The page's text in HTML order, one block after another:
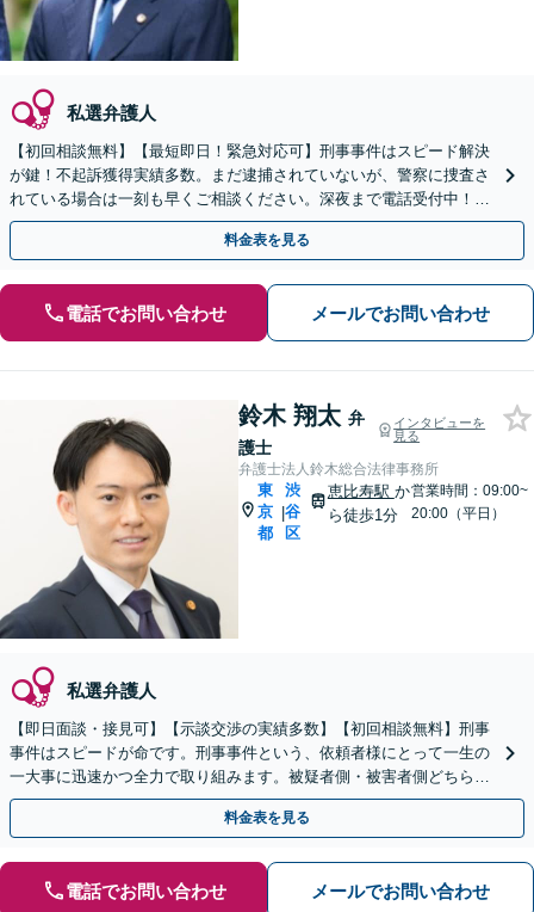
私選弁護人
【初回相談無料】【最短即日！緊急対応可】刑事事件はスピード解決
が鍵！不起訴獲得実績多数。まだ逮捕されていないが、警察に捜査さ
れている場合は一刻も早くご相談ください。深夜まで電話受付中！痴
漢／盗撮／のぞき／その他性犯罪など
料金表を見る
電話でお問い合わせ メールでお問い合わせ
鈴木 翔太 弁
護士
インタビューを
見る
弁護士法人鈴木総合法律事務所
東
京
都
|
渋
谷
区
恵比寿駅 か
ら徒歩1分
営業時間：09:00~
20:00（平日）
私選弁護人
【即日面談・接見可】【示談交渉の実績多数】【初回相談無料】刑事
事件はスピードが命です。刑事事件という、依頼者様にとって一生の
一大事に迅速かつ全力で取り組みます。被疑者側・被害者側どちらの
ご相談にも親身になって応じます。まずはご連絡ください。
料金表を見る
電話でお問い合わせ メールでお問い合わせ